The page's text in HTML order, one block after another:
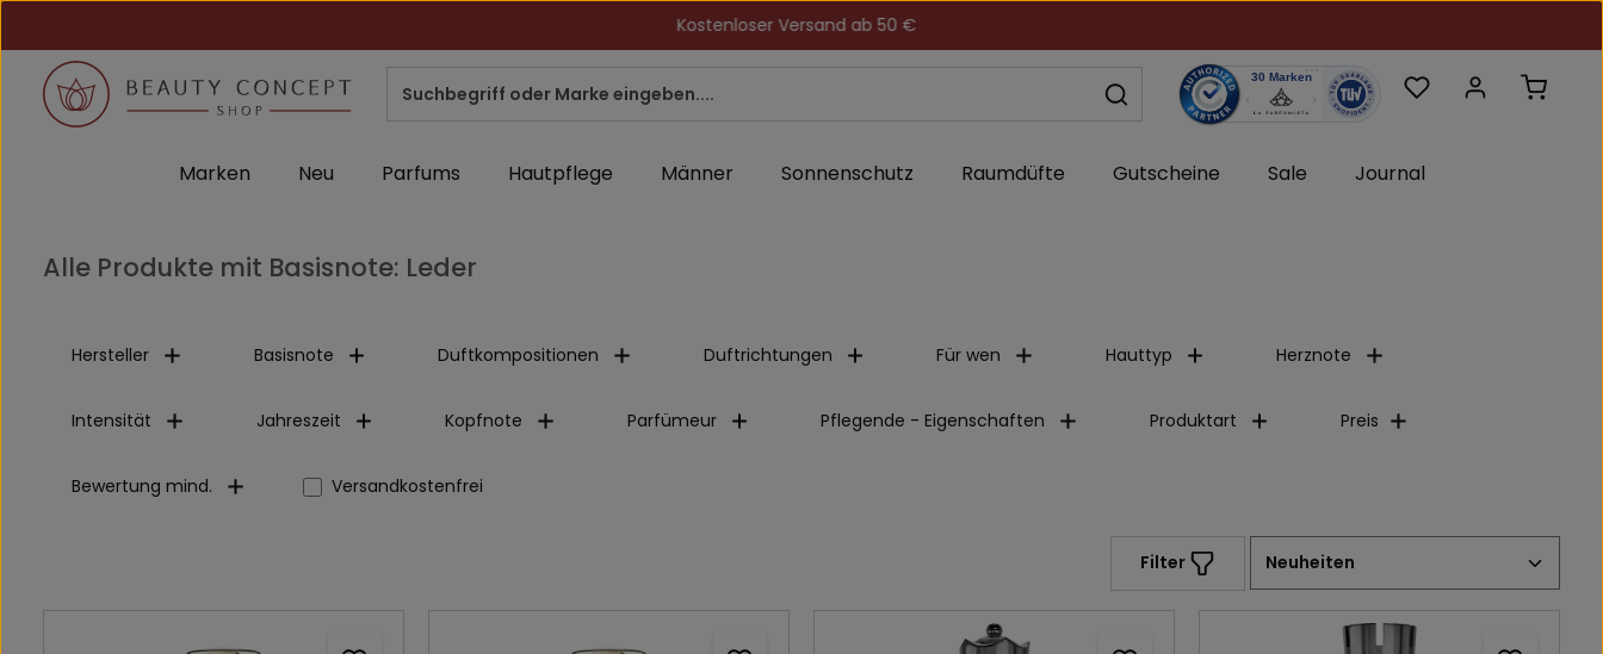
Kostenloser Versand ab 50 €
Du hast 0 Produkte
Marken Neu Parfums Hautpflege Männer Sonnenschutz Raumdüfte Gutscheine Sale Journal
Alle Produkte mit Basisnote: Leder
Hersteller Basisnote Duftkompositionen Duftrichtungen Für wen Hauttyp Herznote
Intensität Jahreszeit Kopfnote Parfümeur Pflegende - Eigenschaften Produktart Preis
Bewertung mind. Filter hinzufügen: Versandkostenfrei
Versandkostenfrei
Filter